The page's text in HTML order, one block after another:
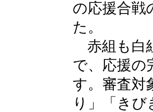
の応援合戦
た。
赤組も白
で、応援の
す。審査対
り」「き